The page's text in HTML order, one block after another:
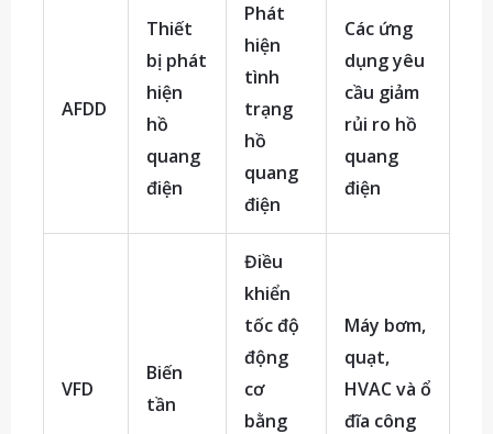
AFDD
Thiết
bị phát
hiện
hồ
quang
điện
Phát
hiện
tình
trạng
hồ
quang
điện
Các ứng
dụng yêu
cầu giảm
rủi ro hồ
quang
điện
VFD
Biến
tần
Điều
khiển
tốc độ
động
cơ
bằng
Máy bơm,
quạt,
HVAC và ổ
đĩa công